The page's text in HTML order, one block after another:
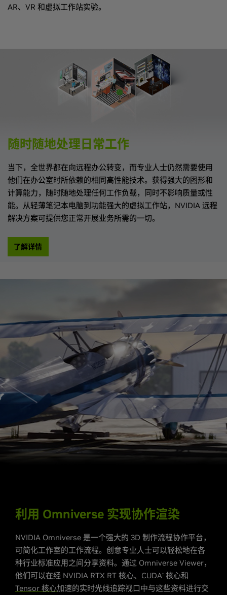
AR、VR 和虚拟工作站实验。
随时随地处理日常工作
当下，全世界都在向远程办公转变，而专业人士仍然需要使用
他们在办公室时所依赖的相同高性能技术。获得强大的图形和
计算能力，随时随地处理任何工作负载，同时不影响质量或性
能。从轻薄笔记本电脑到功能强大的虚拟工作站，NVIDIA 远程
解决方案可提供您正常开展业务所需的一切。
了解详情
利用 Omniverse 实现协作渲染
NVIDIA Omniverse 是一个强大的 3D 制作流程协作平台，
可简化工作室的工作流程。创意专业人士可以轻松地在各
种行业标准应用之间分享资料。通过 Omniverse Viewer，
他们可以在经 NVIDIA RTX RT 核心、CUDA® 核心和
Tensor 核心加速的实时光线追踪视口中与这些资料进行交